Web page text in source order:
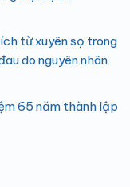
từ xuyên sọ trong
do nguyên nhân
65 năm thành lập